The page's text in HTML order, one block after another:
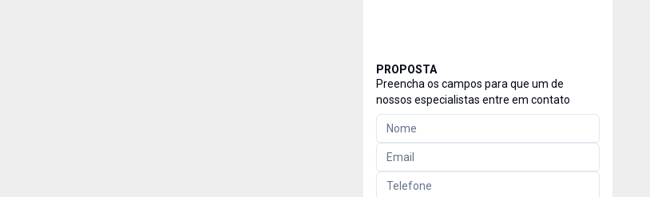
PROPOSTA
Preencha os campos para que um de
nossos especialistas entre em contato